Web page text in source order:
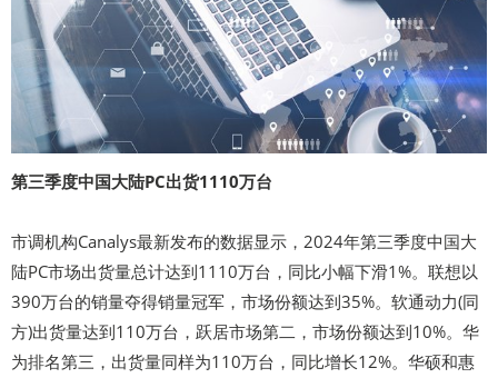
第三季度中国大陆PC出货1110万台
市调机构Canalys最新发布的数据显示，2024年第三季度中国大
陆PC市场出货量总计达到1110万台，同比小幅下滑1%。联想以
390万台的销量夺得销量冠军，市场份额达到35%。软通动力(同
方)出货量达到110万台，跃居市场第二，市场份额达到10%。华
为排名第三，出货量同样为110万台，同比增长12%。华硕和惠